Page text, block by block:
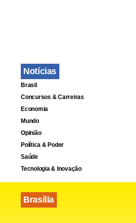
Notícias
Brasil
Concursos & Carreiras
Economia
Mundo
Opinião
Política & Poder
Saúde
Tecnologia & Inovação
Brasília